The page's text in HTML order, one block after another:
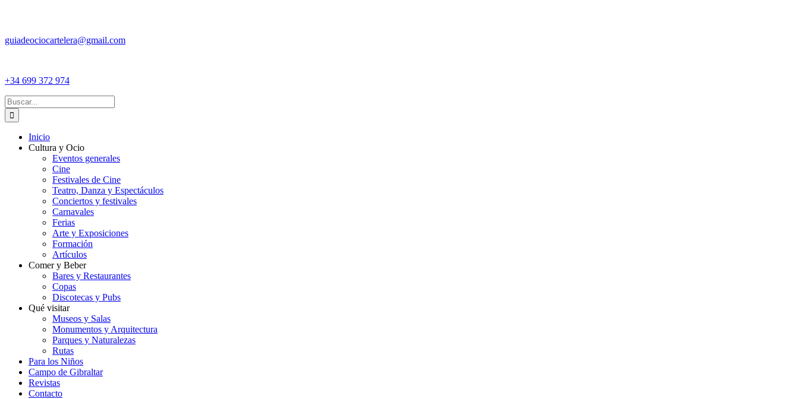
guiadeociocartelera@gmail.com
+34 699 372 974
Buscar:
Inicio
Cultura y Ocio
Eventos generales
Cine
Festivales de Cine
Teatro, Danza y Espectáculos
Conciertos y festivales
Carnavales
Ferias
Arte y Exposiciones
Formación
Artículos
Comer y Beber
Bares y Restaurantes
Copas
Discotecas y Pubs
Qué visitar
Museos y Salas
Monumentos y Arquitectura
Parques y Naturalezas
Rutas
Para los Niños
Campo de Gibraltar
Revistas
Contacto